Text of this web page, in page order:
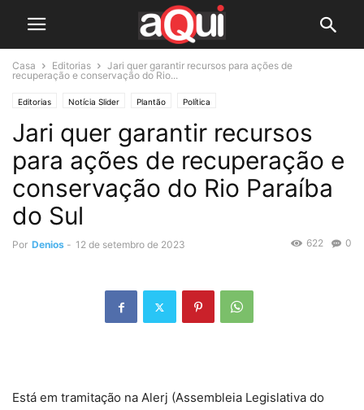
Casa Editorias
Jari quer garantir recursos para ações de
recuperação e conservação do Rio...
Editorias Notícia Slider Plantão Política
Jari quer garantir recursos
para ações de recuperação e
conservação do Rio Paraíba
do Sul
Por Denios - 12 de setembro de 2023 0
622
Está em tramitação na Alerj (Assembleia Legislativa do